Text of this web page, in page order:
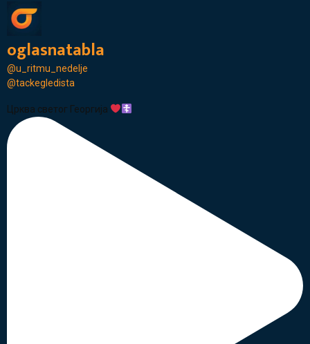
oglasnatabla
@u_ritmu_nedelje
@tackegledista
Црква светог Георгија